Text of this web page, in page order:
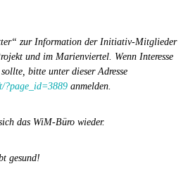
zur Information der Initiativ-Mitglieder
und im Marienviertel. Wenn Interesse
bitte unter dieser Adresse
?page_id=3889anmelden.
das WiM-Büro wieder.
gesund!